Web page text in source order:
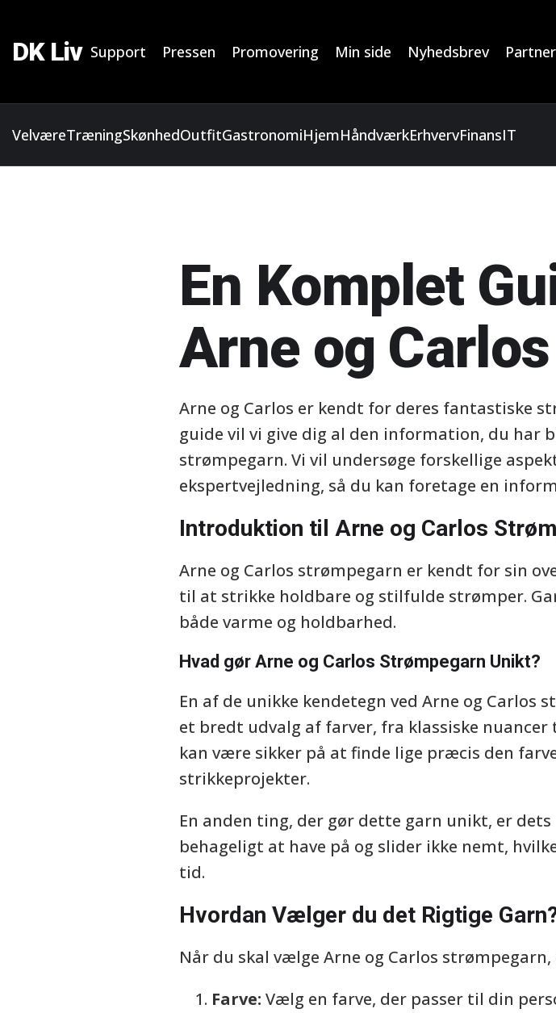
DK Liv Support Pressen Promovering Min side Nyhedsbrev
VelværeTræningSkønhedOutfitGastronomiHjemHåndværkErhvervFinansIT
En Komplet
Arne og
Arne og Carlos er kendt for deres fantastiske
guide vil vi give dig al den information, du har
strømpegarn. Vi vil undersøge forskellige
ekspertvejledning, så du kan foretage en
Introduktion til Arne og Carlos
Arne og Carlos strømpegarn er kendt for sin
til at strikke holdbare og stilfulde strømper.
både varme og holdbarhed.
Hvad gør Arne og Carlos Strømpegarn Unikt?
En af de unikke kendetegn ved Arne og
et bredt udvalg af farver, fra klassiske
kan være sikker på at finde lige præcis den
strikkeprojekter.
En anden ting, der gør dette garn unikt, er
behageligt at have på og slider ikke nemt,
tid.
Hvordan Vælger du det Rigtige
Når du skal vælge Arne og Carlos
Farve: Vælg en farve, der passer til din